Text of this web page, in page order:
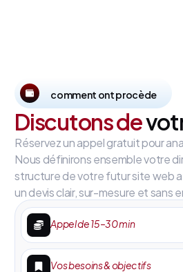
comment ont procède
Discutons de
Réservez un appel gratuit pour
Nous définirons ensemble votre
structure de votre futur site web
un devis clair, sur-mesure et sans
Appel de 15–30 min
Vos besoins & objectifs